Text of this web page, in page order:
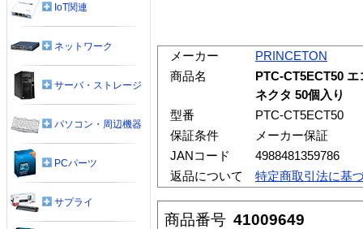
メーカー
PRINCETON
商品名
PTC-CT5ECT50
ネクタ 50個入り
型番
PTC-CT5ECT50
保証条件
メーカー保証
JANコード
4988481359786
返品について
特定商取引法に基
商品番号 41009649
IoT関連
ネットワーク
サーバ・ストレージ
パソコン・周辺機器
PCパーツ
サプライ